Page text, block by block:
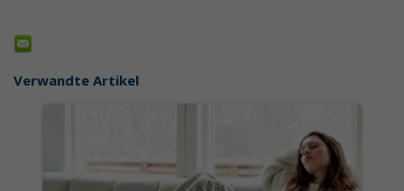
Verwandte Artikel